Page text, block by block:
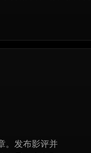
。发布影评并